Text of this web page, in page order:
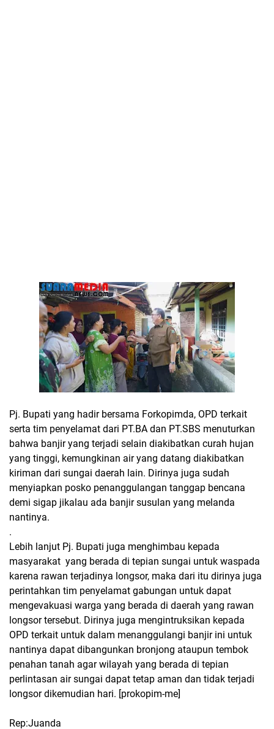
Pj. Bupati yang hadir bersama Forkopimda, OPD terkait
serta tim penyelamat dari PT.BA dan PT.SBS menuturkan
bahwa banjir yang terjadi selain diakibatkan curah hujan
yang tinggi, kemungkinan air yang datang diakibatkan
kiriman dari sungai daerah lain. Dirinya juga sudah
menyiapkan posko penanggulangan tanggap bencana
demi sigap jikalau ada banjir susulan yang melanda
nantinya.
.
Lebih lanjut Pj. Bupati juga menghimbau kepada
masyarakat yang berada di tepian sungai untuk waspada
karena rawan terjadinya longsor, maka dari itu dirinya juga
perintahkan tim penyelamat gabungan untuk dapat
mengevakuasi warga yang berada di daerah yang rawan
longsor tersebut. Dirinya juga mengintruksikan kepada
OPD terkait untuk dalam menanggulangi banjir ini untuk
nantinya dapat dibangunkan bronjong ataupun tembok
penahan tanah agar wilayah yang berada di tepian
perlintasan air sungai dapat tetap aman dan tidak terjadi
longsor dikemudian hari. [prokopim-me]
Rep:Juanda